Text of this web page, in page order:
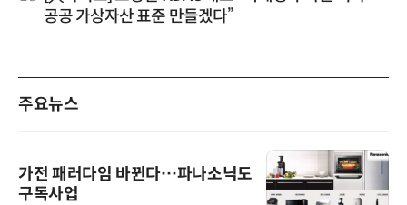
공공 가상자산 표준 만들겠다”
주요뉴스
가전 패러다임 바뀐다…파나소닉도
구독사업